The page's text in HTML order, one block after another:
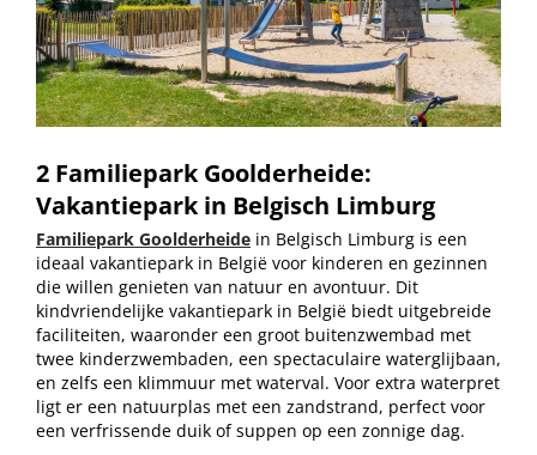
2 Familiepark Goolderheide:
Vakantiepark in Belgisch Limburg
Familiepark Goolderheide in Belgisch Limburg is een
ideaal vakantiepark in België voor kinderen en gezinnen
die willen genieten van natuur en avontuur. Dit
kindvriendelijke vakantiepark in België biedt uitgebreide
faciliteiten, waaronder een groot buitenzwembad met
twee kinderzwembaden, een spectaculaire waterglijbaan,
en zelfs een klimmuur met waterval. Voor extra waterpret
ligt er een natuurplas met een zandstrand, perfect voor
een verfrissende duik of suppen op een zonnige dag.